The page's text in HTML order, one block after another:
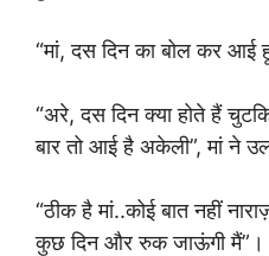
“मां, दस दिन का बोल कर आई
“अरे, दस दिन क्या होते हैं
बार तो आई है अकेली”, मां ने
“ठीक है मां..कोई बात नहीं
कुछ दिन और रुक जाऊंगी मैं”।